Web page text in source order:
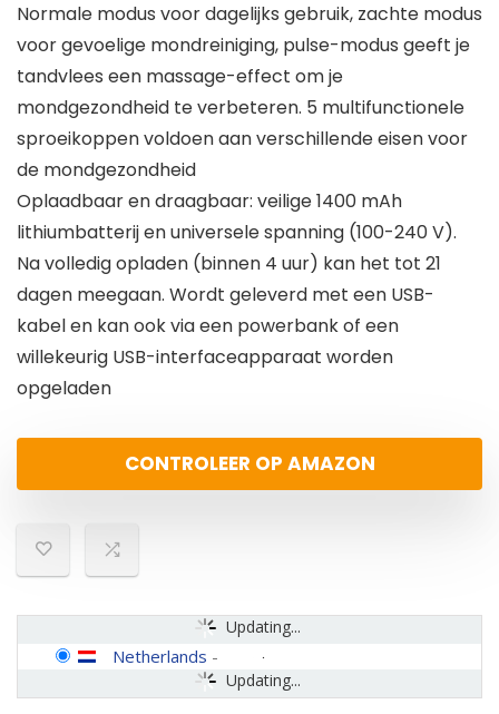
Normale modus voor dagelijks gebruik, zachte modus
voor gevoelige mondreiniging, pulse-modus geeft je
tandvlees een massage-effect om je
mondgezondheid te verbeteren. 5 multifunctionele
sproeikoppen voldoen aan verschillende eisen voor
de mondgezondheid
Oplaadbaar en draagbaar: veilige 1400 mAh
lithiumbatterij en universele spanning (100-240 V).
Na volledig opladen (binnen 4 uur) kan het tot 21
dagen meegaan. Wordt geleverd met een USB-
kabel en kan ook via een powerbank of een
willekeurig USB-interfaceapparaat worden
opgeladen
CONTROLEER OP AMAZON
Updating...
Updating...
Netherlands -